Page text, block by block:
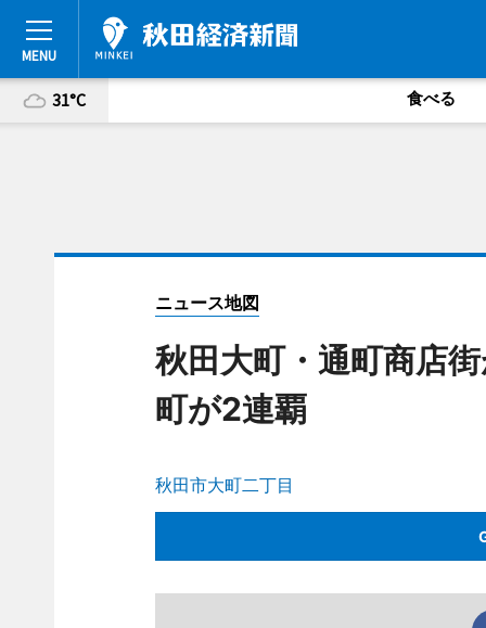
31°C 食べる
ニュース地図
秋田大町・通町商店
町が2連覇
秋田市大町二丁目